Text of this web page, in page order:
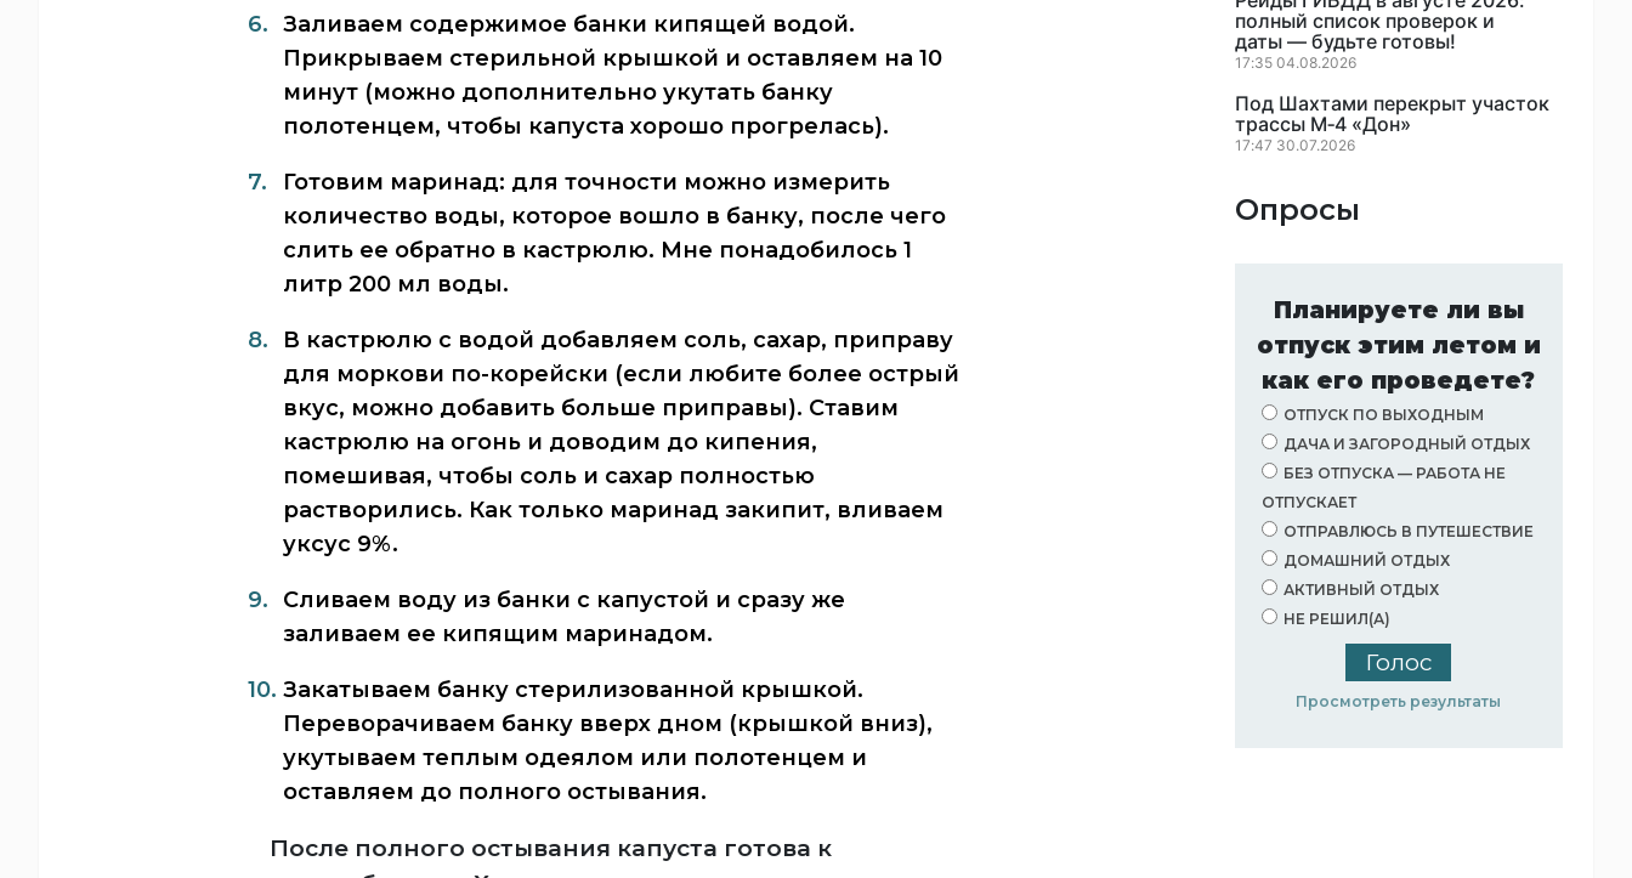
Заливаем содержимое банки кипящей водой.
Прикрываем стерильной крышкой и оставляем на 10
минут (можно дополнительно укутать банку
полотенцем, чтобы капуста хорошо прогрелась).
Готовим маринад: для точности можно измерить
количество воды, которое вошло в банку, после чего
слить ее обратно в кастрюлю. Мне понадобилось 1
литр 200 мл воды.
В кастрюлю с водой добавляем соль, сахар, приправу
для моркови по-корейски (если любите более острый
вкус, можно добавить больше приправы). Ставим
кастрюлю на огонь и доводим до кипения,
помешивая, чтобы соль и сахар полностью
растворились. Как только маринад закипит, вливаем
уксус 9%.
Сливаем воду из банки с капустой и сразу же
заливаем ее кипящим маринадом.
Закатываем банку стерилизованной крышкой.
Переворачиваем банку вверх дном (крышкой вниз),
укутываем теплым одеялом или полотенцем и
оставляем до полного остывания.
После полного остывания капуста готова к
полный список проверок и
даты — будьте готовы!
17:35 04.08.2026
Под Шахтами перекрыт участок
трассы М‑4 «Дон»
17:47 30.07.2026
Опросы
Планируете ли вы
отпуск этим летом и
как его проведете?
ОТПУСК ПО ВЫХОДНЫМ
ДАЧА И ЗАГОРОДНЫЙ ОТДЫХ
БЕЗ ОТПУСКА — РАБОТА НЕ
ОТПУСКАЕТ
ОТПРАВЛЮСЬ В ПУТЕШЕСТВИЕ
ДОМАШНИЙ ОТДЫХ
АКТИВНЫЙ ОТДЫХ
НЕ РЕШИЛ(А)
Просмотреть результаты